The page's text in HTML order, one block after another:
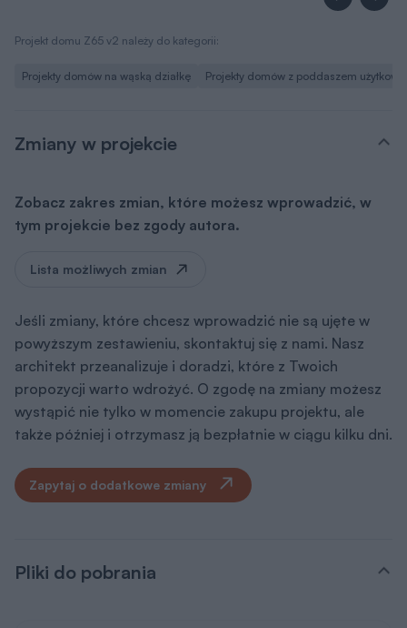
Projekt domu Z65 v2 należy do kategorii:
Projekty domów na wąską działkę Projekty domów z poddaszem
Zmiany w projekcie
Zobacz zakres zmian, które możesz wprowadzić, w
tym projekcie bez zgody autora.
Lista możliwych zmian
Jeśli zmiany, które chcesz wprowadzić nie są ujęte w
powyższym zestawieniu, skontaktuj się z nami. Nasz
architekt przeanalizuje i doradzi, które z Twoich
propozycji warto wdrożyć. O zgodę na zmiany możesz
wystąpić nie tylko w momencie zakupu projektu, ale
także później i otrzymasz ją bezpłatnie w ciągu kilku dni.
Zapytaj o dodatkowe zmiany
Pliki do pobrania